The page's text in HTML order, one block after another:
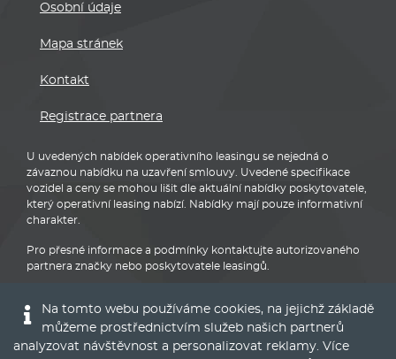
Osobní údaje
Mapa stránek
Kontakt
Registrace partnera
U uvedených nabídek operativního leasingu se nejedná o
závaznou nabídku na uzavření smlouvy. Uvedené specifikace
vozidel a ceny se mohou lišit dle aktuální nabídky poskytovatele,
který operativní leasing nabízí. Nabídky mají pouze informativní
charakter.
Pro přesné informace a podmínky kontaktujte autorizovaného
partnera značky nebo poskytovatele leasingů.
Na tomto webu používáme cookies, na jejichž základě
můžeme prostřednictvím služeb našich partnerů
analyzovat návštěvnost a personalizovat reklamy. Více